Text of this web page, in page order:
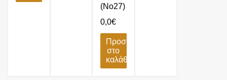
(No27)
0,0€
Προσθήκη
στο
καλάθι